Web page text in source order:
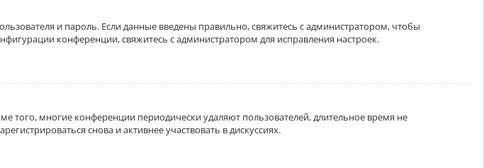
и пароль. Если данные введены правильно, свяжитесь с администратором, чтобы
конференции, свяжитесь с администратором для исправления настроек.
того, многие конференции периодически удаляют пользователей, длительное время не
снова и активнее участвовать в дискуссиях.